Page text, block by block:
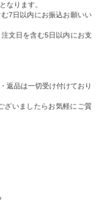
なります。
7日以内にお振込お願いい
文日を含む5日以内にお支
返品は一切受け付けており
ざいましたらお気軽にご質